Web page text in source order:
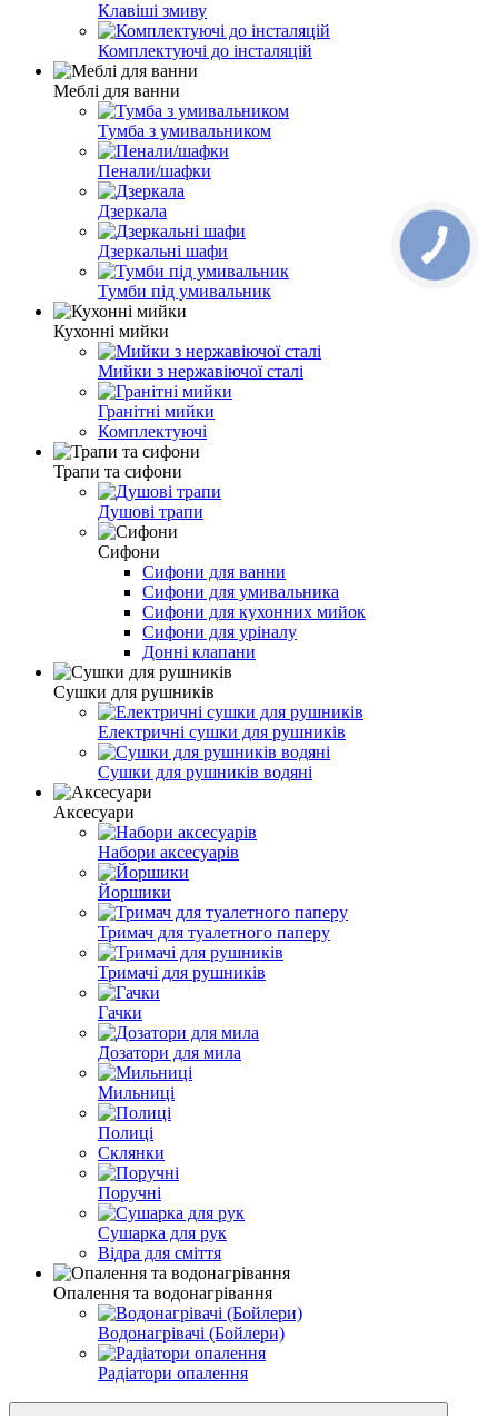
Клавіші змиву
Комплектуючі до інсталяцій
Меблі для ванни
Тумба з умивальником
Пенали/шафки
Дзеркала
Дзеркальні шафи
Тумби під умивальник
Кухонні мийки
Мийки з нержавіючої сталі
Гранітні мийки
Комплектуючі
Трапи та сифони
Душові трапи
Сифони
Сифони для ванни
Сифони для умивальника
Сифони для кухонних мийок
Сифони для уріналу
Донні клапани
Сушки для рушників
Електричні сушки для рушників
Сушки для рушників водяні
Аксесуари
Набори аксесуарів
Йоршики
Тримач для туалетного паперу
Тримачі для рушників
Гачки
Дозатори для мила
Мильниці
Полиці
Склянки
Поручні
Сушарка для рук
Відра для сміття
Опалення та водонагрівання
Водонагрівачі (Бойлери)
Радіатори опалення